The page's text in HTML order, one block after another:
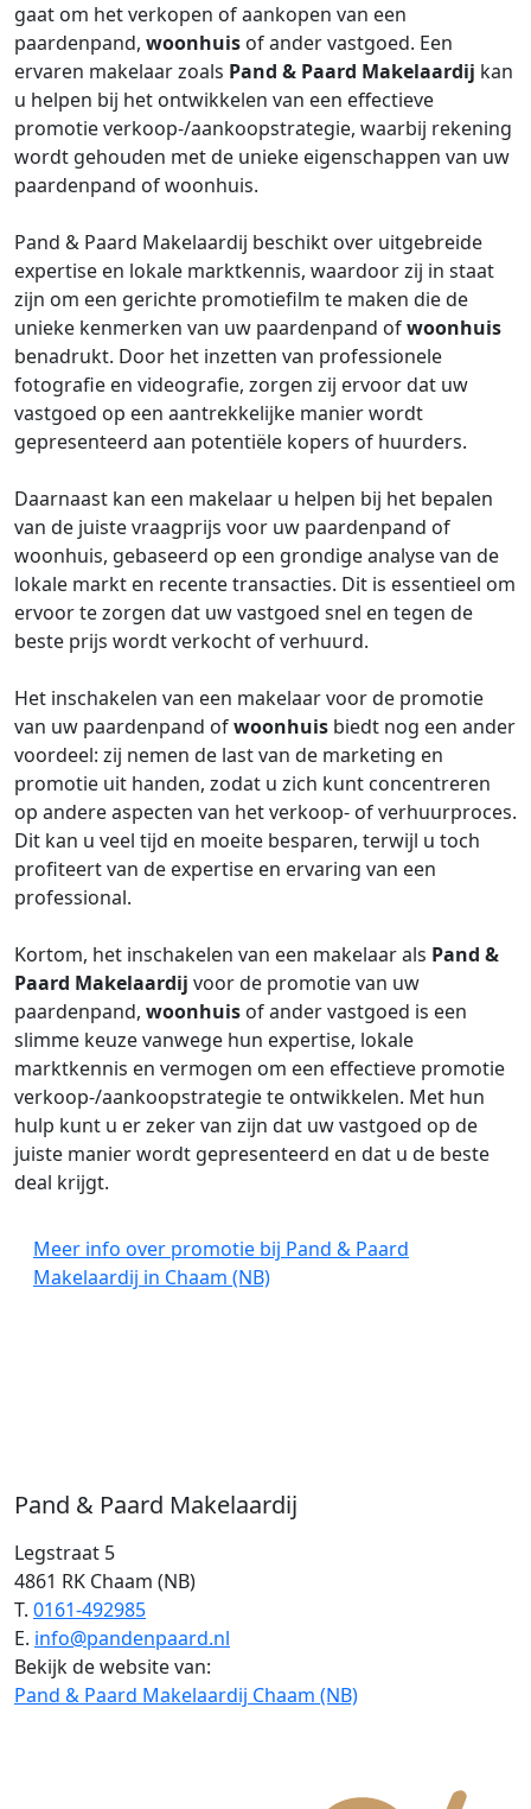
Pand & Paard Makelaardij
Legstraat 5
4861 RK Chaam (NB)
T. 0161-492985
E. info@pandenpaard.nl
Bekijk de website van:
Pand & Paard Makelaardij Chaam (NB)
gaat om het verkopen of aankopen van een
paardenpand, woonhuis of ander vastgoed. Een
ervaren makelaar zoals Pand & Paard Makelaardij kan
u helpen bij het ontwikkelen van een effectieve
promotie verkoop-/aankoopstrategie, waarbij rekening
wordt gehouden met de unieke eigenschappen van uw
paardenpand of woonhuis.
Pand & Paard Makelaardij beschikt over uitgebreide
expertise en lokale marktkennis, waardoor zij in staat
zijn om een gerichte promotiefilm te maken die de
unieke kenmerken van uw paardenpand ofwoonhuis
benadrukt. Door het inzetten van professionele
fotografie en videografie, zorgen zij ervoor dat uw
vastgoed op een aantrekkelijke manier wordt
gepresenteerd aan potentiële kopers of huurders.
Daarnaast kan een makelaar u helpen bij het bepalen
van de juiste vraagprijs voor uw paardenpand of
woonhuis, gebaseerd op een grondige analyse van de
lokale markt en recente transacties. Dit is essentieel om
ervoor te zorgen dat uw vastgoed snel en tegen de
beste prijs wordt verkocht of verhuurd.
Het inschakelen van een makelaar voor de promotie
van uw paardenpand ofwoonhuis biedt nog een ander
voordeel: zij nemen de last van de marketing en
promotie uit handen, zodat u zich kunt concentreren
op andere aspecten van het verkoop- of verhuurproces.
Dit kan u veel tijd en moeite besparen, terwijl u toch
profiteert van de expertise en ervaring van een
professional.
Kortom, het inschakelen van een makelaar als Pand &
Paard Makelaardij voor de promotie van uw
paardenpand, woonhuis of ander vastgoed is een
slimme keuze vanwege hun expertise, lokale
marktkennis en vermogen om een effectieve promotie
verkoop-/aankoopstrategie te ontwikkelen. Met hun
hulp kunt u er zeker van zijn dat uw vastgoed op de
juiste manier wordt gepresenteerd en dat u de beste
deal krijgt.
Meer info over promotie bij Pand & Paard
Makelaardij in Chaam (NB)